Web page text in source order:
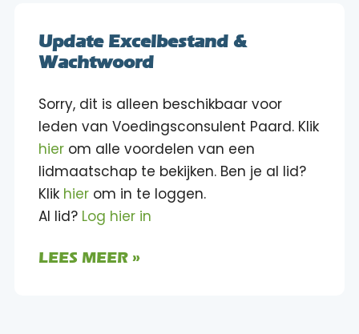
Update Excelbestand &
Wachtwoord
Sorry, dit is alleen beschikbaar voor
leden van Voedingsconsulent Paard. Klik
hierom alle voordelen van een
lidmaatschap te bekijken. Ben je al lid?
Klik hierom in te loggen.
Al lid? Log hier in
LEES MEER »